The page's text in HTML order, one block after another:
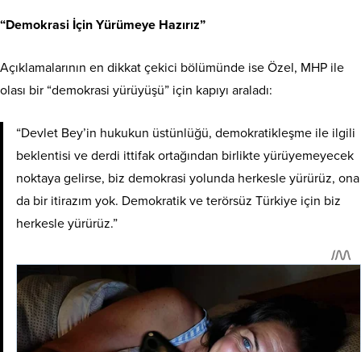
“Demokrasi İçin Yürümeye Hazırız”
Açıklamalarının en dikkat çekici bölümünde ise Özel, MHP ile
olası bir “demokrasi yürüyüşü” için kapıyı araladı:
“Devlet Bey’in hukukun üstünlüğü, demokratikleşme ile ilgili
beklentisi ve derdi ittifak ortağından birlikte yürüyemeyecek
noktaya gelirse, biz demokrasi yolunda herkesle yürürüz, ona
da bir itirazım yok. Demokratik ve terörsüz Türkiye için biz
herkesle yürürüz.”